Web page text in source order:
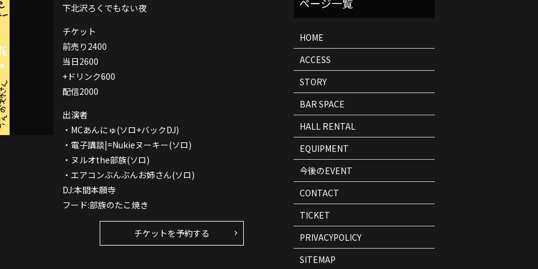
下北沢ろくでもない夜
チケット
前売り2400
当日2600
+ドリンク600
配信2000
出演者
・MCあんにゅ(ソロ+バックDJ)
・電子講談|=Nukieヌーキー(ソロ)
・ヌルオthe部族(ソロ)
・エアコンぶんぶんお姉さん(ソロ)
DJ:本間本願寺
フード:部族のたこ焼き
チケットを予約する
ト
HOME
ACCESS
STORY
BAR SPACE
HALL RENTAL
EQUIPMENT
今後のEVENT
CONTACT
TICKET
PRIVACYPOLICY
SITEMAP